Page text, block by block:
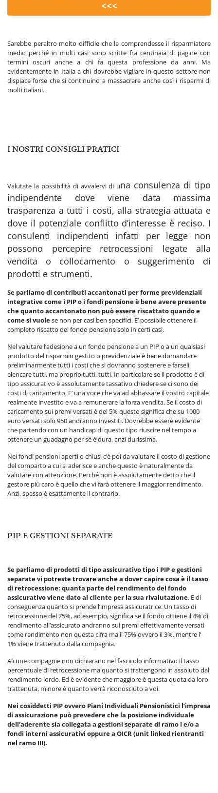
<<<
Sarebbe peraltro molto difficile che le comprendesse il risparmiatore
medio perché in molti casi sono scritte fra centinaia di pagine con
termini oscuri anche a chi fa questa professione da anni. Ma
evidentemente in Italia a chi dovrebbe vigilare in questo settore non
dispiace forse che si continuino a massacrare anche così i risparmi di
molti italiani.
I NOSTRI CONSIGLI PRATICI
Valutate la possibilità di avvalervi di una consulenza di tipo
indipendente dove viene data massima
trasparenza a tutti i costi, alla strategia attuata e
dove il potenziale conflitto d’interesse è reciso. I
consulenti indipendenti infatti per legge non
possono percepire retrocessioni legate alla
vendita o collocamento o suggerimento di
prodotti e strumenti.
Se parliamo di contributi accantonati per forme previdenziali
integrative come i PIP o i fondi pensione è bene avere presente
che quanto accantonato non può essere riscattato quando e
come si vuolese non per casi ben specifici. E’ possibile ottenere il
completo riscatto del fondo pensione solo in certi casi.
Nel valutare l’adesione a un fondo pensione a un PIP o a un qualsiasi
prodotto del risparmio gestito o previdenziale è bene domandare
preliminarmente tutti i costi che si dovranno sostenere e farseli
elencare tutti, ma proprio tutti, tutti. In particolare se il prodotto è di
tipo assicurativo è assolutamente tassativo chiedere se ci sono dei
costi di caricamento. E’ una voce che va ad abbassare il vostro capitale
realmente investito e va a remunerare la forza vendita. Se il costo di
caricamento sui premi versati è del 5% questo significa che su 1000
euro versati solo 950 andranno investiti. Dovrebbe essere evidente
che partendo con un handicap di questo tipo riuscire nel tempo a
ottenere un guadagno per sé è dura, anzi durissima.
Nei fondi pensioni aperti o chiusi c’è poi da valutare il costo di gestione
del comparto a cui si aderisce e anche questo è naturalmente da
valutare con attenzione. Perché non è assolutamente detto che il
gestore più caro è quello che vi farà ottenere il maggior rendimento.
Anzi, spesso è esattamente il contrario.
PIP E GESTIONI SEPARATE
Se parliamo di prodotti di tipo assicurativo tipo i PIP e gestioni
separate vi potreste trovare anche a dover capire cosa è il tasso
di retrocessione: quanta parte del rendimento del fondo
assicurativo viene dato al cliente per la sua rivalutazione. E di
conseguenza quanto si prende l’impresa assicuratrice. Un tasso di
retrocessione del 75%, ad esempio, significa se il fondo ottiene il 4% di
rendimento all’assicurato andranno sui premi effettivamente versati
come rendimento non questa cifra ma il 75% ovvero il 3%, mentre l’
1% viene trattenuto dalla compagnia.
Alcune compagnie non dichiarano nel fascicolo informativo il tasso
percentuale di retrocessione ma quanto si trattengono in assoluto dal
rendimento lordo. Ed è evidente che maggiore è questa quota da loro
trattenuta, minore è quanto verrà riconosciuto a voi.
Nei cosiddetti PIP ovvero Piani Individuali Pensionistici l’impresa
di assicurazione può prevedere che la posizione individuale
dell’aderente sia collegata a gestioni separate di ramo I e/o a
fondi interni assicurativi oppure a OICR (unit linked rientranti
nel ramo III).